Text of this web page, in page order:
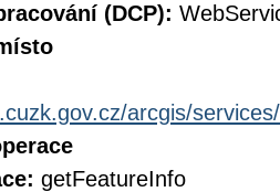
(DCP):
arcgis/
getFeatureInfo